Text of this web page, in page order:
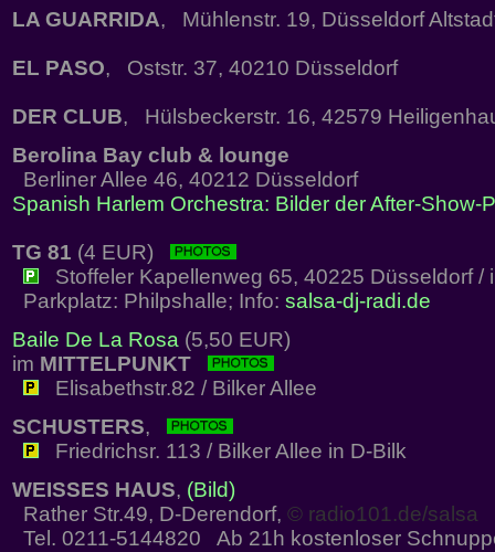
LA GUARRIDA, Mühlenstr. 19, Düsseldorf
EL PASO, Oststr. 37, 40210 Düsseldorf
DER CLUB, Hülsbeckerstr. 16, 42579
Berolina Bay club & lounge
Berliner Allee 46, 40212 Düsseldorf
Spanish Harlem Orchestra: Bilder der After-Show-
TG 81 (4 EUR)
Stoffeler Kapellenweg 65, 40225 Düsseldorf /
Parkplatz: Philpshalle; Info: salsa-dj-radi.de
Baile De La Rosa (5,50 EUR)
im MITTELPUNKT
Elisabethstr.82 / Bilker Allee
SCHUSTERS,
Friedrichsr. 113 / Bilker Allee in D-Bilk
WEISSES HAUS, (Bild)
Rather Str.49, D-Derendorf, © radio101.de/salsa
Tel. 0211-5144820 Ab 21h kostenloser